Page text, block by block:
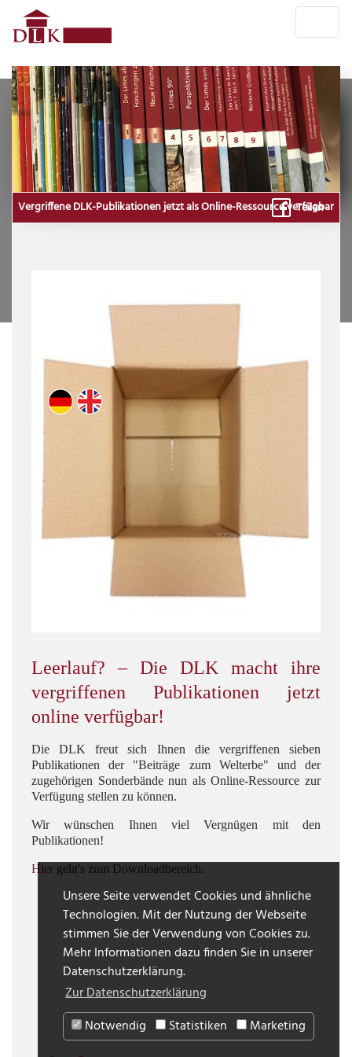
Unsere Seite verwendet Cookies und ähnliche
Technologien. Mit der Nutzung der Webseite
stimmen Sie der Verwendung von Cookies zu.
Mehr Informationen dazu finden Sie in unserer
Datenschutzerklärung.
Zur Datenschutzerklärung
Notwendig
Statistiken Marketing
Vergriffene DLK-Publikationen jetzt als Online-Ressource verfügbar
Teilen
Leerlauf?–Die DLK macht ihre
vergriffenen Publikationen jetzt
online verfügbar!
Die DLK freut sich Ihnen die vergriffenen sieben
Publikationen der "Beiträge zum Welterbe" und der
zugehörigen Sonderbände nun als Online-Ressource zur
Verfügung stellen zu können.
Wir wünschen Ihnen viel Vergnügen mit den
Publikationen!
Hier geht's zum Downloadbereich.